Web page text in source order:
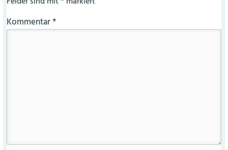
Kommentar*